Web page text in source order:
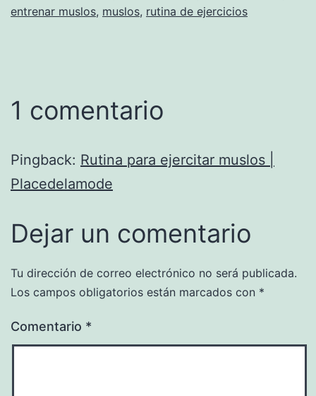
entrenar muslos, muslos, rutina de ejercicios
1 comentario
Pingback: Rutina para ejercitar muslos |
Placedelamode
Dejar un comentario
Tu dirección de correo electrónico no será publicada.
Los campos obligatorios están marcados con *
Comentario *